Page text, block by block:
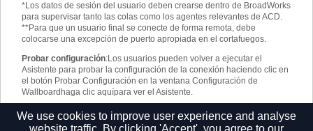
*Los datos de sesión del usuario deben crearse dentro de BroadWorks
para supervisar tanto las colas como los agentes relevantes de ACD.
**Para que un usuario final se conecte de forma remota, debe
colocarse una excepción de puerto apropiada en el cortafuegos.
Probar configuración:Los usuarios pueden volver a ejecutar el
Asistente para probar la configuración de la conexión haciendo clic en
el botón Probar Configuración en la ventana Configuración de
Wallboard haga clic aquípara ver el Asistente.
Nota: Se pueden usar las teclas de función F7 y F8 para cambiar
rápidamente entre diferentes diseños.
We use cookies to improve user experience and analyse
website traffic. By clicking 'Accept', you agree to our